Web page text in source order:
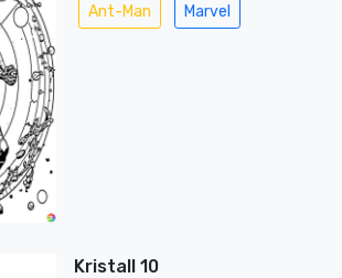
Ant-Man Marvel
Kristall 10